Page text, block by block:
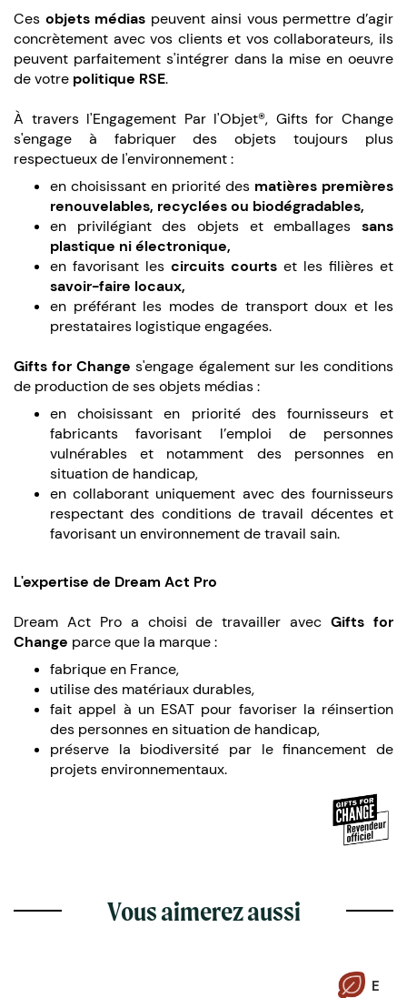
Ces objets médias peuvent ainsi vous permettre d’agir
concrètement avec vos clients et vos collaborateurs, ils
peuvent parfaitement s'intégrer dans la mise en oeuvre
de votre politique RSE.
À travers l'Engagement Par l'Objet®, Gifts for Change
s'engage à fabriquer des objets toujours plus
respectueux de l'environnement :
en choisissant en priorité des matières premières
renouvelables, recyclées ou biodégradables,
en privilégiant des objets et emballages sans
plastique ni électronique,
en favorisant les circuits courts et les filières et
savoir-faire locaux,
en préférant les modes de transport doux et les
prestataires logistique engagées.
Gifts for Change s'engage également sur les conditions
de production de ses objets médias :
en choisissant en priorité des fournisseurs et
fabricants favorisant l’emploi de personnes
vulnérables et notamment des personnes en
situation de handicap,
en collaborant uniquement avec des fournisseurs
respectant des conditions de travail décentes et
favorisant un environnement de travail sain.
L'expertise de Dream Act Pro
Dream Act Pro a choisi de travailler avecGifts for
Change parce que la marque :
fabrique en France,
utilise des matériaux durables,
fait appel à un ESAT pour favoriser la réinsertion
des personnes en situation de handicap,
préserve la biodiversité par le financement de
projets environnementaux.
Vous aimerez aussi
E